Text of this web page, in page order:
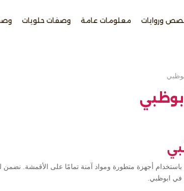
وروايات معلومات عامة وصفات حلويات
أجهزة متطورة ومواد آمنة تمامًا على الأقمشة. نضمن
في ابوظبي.